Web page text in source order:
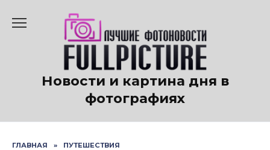
содержанию
Новости и картина дня в
фотографиях
ГЛАВНАЯ » ПУТЕШЕСТВИЯ